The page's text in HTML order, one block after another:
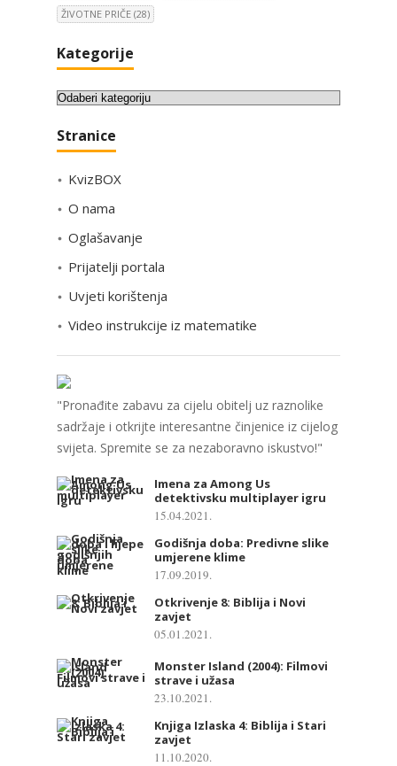
ŽIVOTNE PRIČE (28)
Kategorije
K
t
g
o
i
j
Stranice
KvizBOX
O nama
Oglašavanje
Prijatelji portala
Uvjeti korištenja
Video instrukcije iz matematike
"Pronađite zabavu za cijelu obitelj uz raznolike
sadržaje i otkrijte interesantne činjenice iz cijelog
svijeta. Spremite se za nezaboravno iskustvo!"
Imena za Among Us
detektivsku multiplayer igru
15.04.2021.
Godišnja doba: Predivne slike
umjerene klime
17.09.2019.
Otkrivenje 8: Biblija i Novi
zavjet
05.01.2021.
Monster Island (2004): Filmovi
strave i užasa
23.10.2021.
Knjiga Izlaska 4: Biblija i Stari
zavjet
11.10.2020.